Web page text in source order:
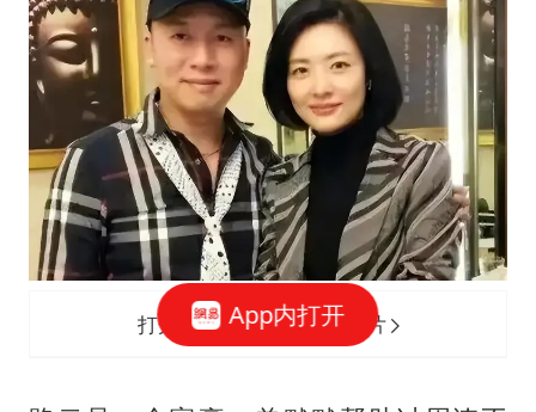
打开网易新闻 查看精彩图片
App内打开